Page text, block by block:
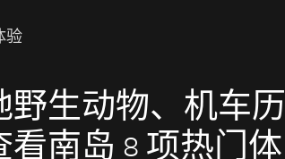
验
生动物、机车历
南岛 8 项热门体